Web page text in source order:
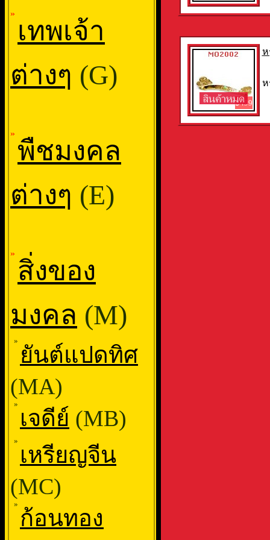
»
เทพเจ้า
ต่างๆ (G)
»
พืชมงคล
ต่างๆ (E)
»
สิ่งของ
มงคล (M)
»
ยันต์แปดทิศ
(MA)
»
เจดีย์ (MB)
»
เหรียญจีน
(MC)
»
ก้อนทอง
฿499
ห
ห